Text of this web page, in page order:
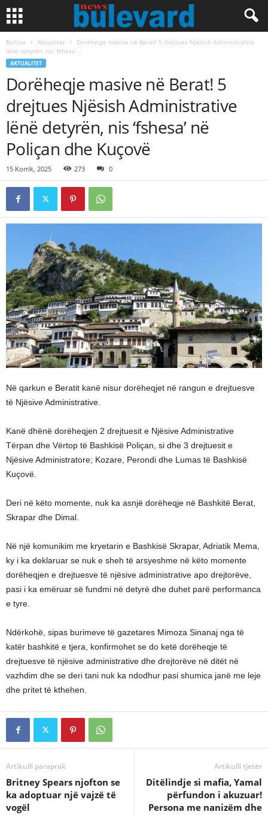
Ballina Aktualitet
Dorëheqje masive në Berat! 5 drejtues Njësish Administrative
lënë detyrën, nis ‘fshesa’...
AKTUALITET
Dorëheqje masive në Berat! 5
drejtues Njësish Administrative
lënë detyrën, nis ‘fshesa’ në
Poliçan dhe Kuçovë
15 Korrik, 2025 273 0
Në qarkun e Beratit kanë nisur dorëheqjet në rangun e drejtuesve
të Njësive Administrative.
Kanë dhënë dorëheqjen 2 drejtuesit e Njësive Administrative
Tërpan dhe Vërtop të Bashkisë Poliçan, si dhe 3 drejtuesit e
Njësive Administratore; Kozare, Perondi dhe Lumas të Bashkisë
Kuçovë.
Deri në këto momente, nuk ka asnjë dorëheqje në Bashkitë Berat,
Skrapar dhe Dimal.
Në një komunikim me kryetarin e Bashkisë Skrapar, Adriatik Mema,
ky i ka deklaruar se nuk e sheh të arsyeshme në këto momente
dorëheqjen e drejtuesve të njësive administrative apo drejtorëve,
pasi i ka emëruar së fundmi në detyrë dhe duhet parë performanca
e tyre.
Ndërkohë, sipas burimeve të gazetares Mimoza Sinanaj nga të
katër bashkitë e tjera, konfirmohet se do ketë dorëheqje të
drejtuesve të njësive administrative dhe drejtorëve në ditët në
vazhdim dhe se deri tani nuk ka ndodhur pasi shumica janë me leje
dhe pritet të kthehen.
Artikulli paraprak
Britney Spears njofton se
ka adoptuar një vajzë të
vogël
Artikulli tjetër
Ditëlindje si mafia, Yamal
përfundon i akuzuar!
Persona me nanizëm dhe